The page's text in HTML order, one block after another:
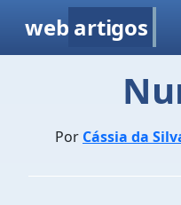
web artigos
Por Cássia da